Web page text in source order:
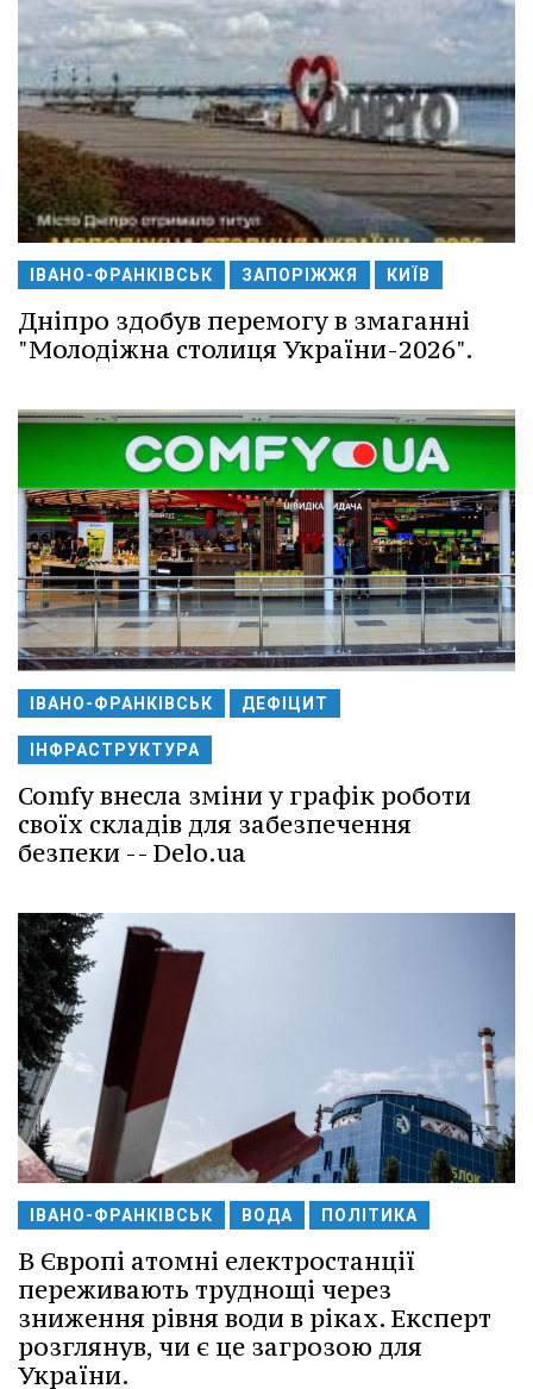
ІВАНО-ФРАНКІВСЬК ЗАПОРІЖЖЯ КИЇВ
Дніпро здобув перемогу в змаганні
"Молодіжна столиця України-2026".
ІВАНО-ФРАНКІВСЬК ДЕФІЦИТ
ІНФРАСТРУКТУРА
Comfy внесла зміни у графік роботи
своїх складів для забезпечення
безпеки -- Delo.ua
ІВАНО-ФРАНКІВСЬК ВОДА ПОЛІТИКА
В Європі атомні електростанції
переживають труднощі через
зниження рівня води в ріках. Експерт
розглянув, чи є це загрозою для
України.